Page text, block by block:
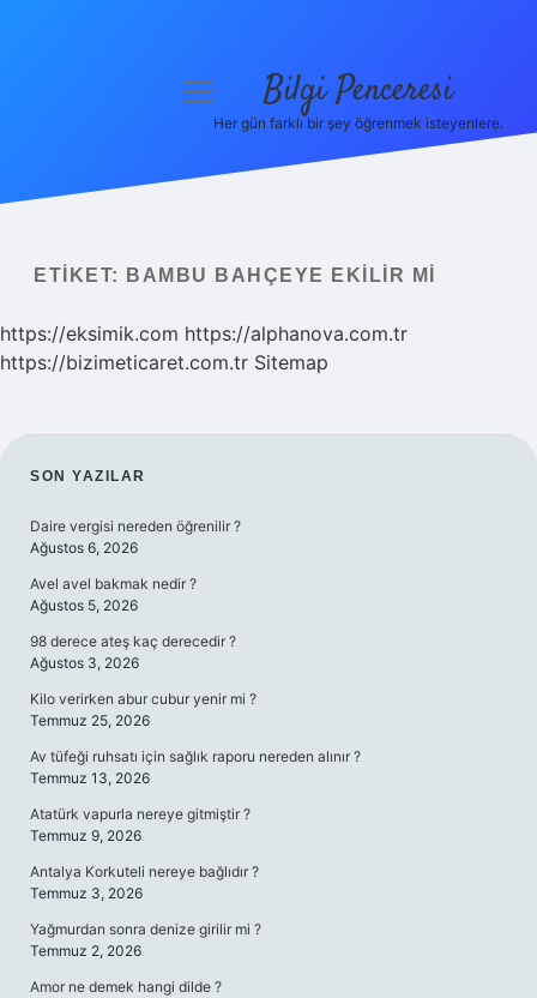
Yasal Uyarı
Hakkımızda
menüyü
Bilgi Penceresi
Her gün farklı bir şey öğrenmek isteyenlere.
ETIKET: BAMBU BAHÇEYE EKILIR MI
https://eksimik.com https://alphanova.com.tr
https://bizimeticaret.com.tr Sitemap
SIDEBAR
SON YAZILAR
Daire vergisi nereden öğrenilir ?
Ağustos 6, 2026
Avel avel bakmak nedir ?
Ağustos 5, 2026
98 derece ateş kaç derecedir ?
Ağustos 3, 2026
Kilo verirken abur cubur yenir mi ?
Temmuz 25, 2026
Av tüfeği ruhsatı için sağlık raporu nereden alınır ?
Temmuz 13, 2026
Atatürk vapurla nereye gitmiştir ?
Temmuz 9, 2026
Antalya Korkuteli nereye bağlıdır ?
Temmuz 3, 2026
Yağmurdan sonra denize girilir mi ?
Temmuz 2, 2026
Amor ne demek hangi dilde ?